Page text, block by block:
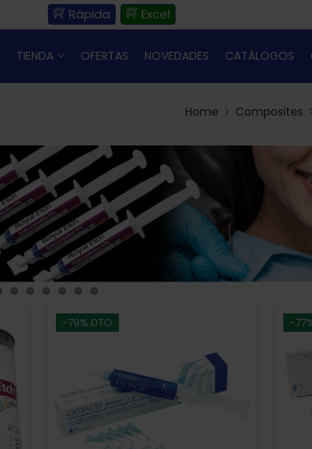
Rápida Excel
TIENDA OFERTAS NOVEDADES CATÁLOGOS
Home Composites
-79% DTO -